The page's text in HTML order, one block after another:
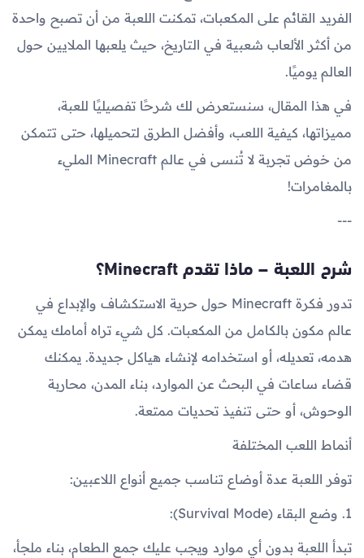
الفريد القائم على المكعبات، تمكنت اللعبة من أن تصبح واحدة
من أكثر الألعاب شعبية في التاريخ، حيث يلعبها الملايين حول
العالم يوميًا.
في هذا المقال، سنستعرض لك شرحًا تفصيليًا للعبة،
مميزاتها، كيفية اللعب، وأفضل الطرق لتحميلها، حتى تتمكن
من خوض تجربة لا تُنسى في عالم Minecraft المليء
بالمغامرات!
---
شرح اللعبة – ماذا تقدم Minecraft؟
تدور فكرة Minecraft حول حرية الاستكشاف والإبداع في
عالم مكون بالكامل من المكعبات. كل شيء تراه أمامك يمكن
هدمه، تعديله، أو استخدامه لإنشاء هياكل جديدة. يمكنك
قضاء ساعات في البحث عن الموارد، بناء المدن، محاربة
الوحوش، أو حتى تنفيذ تحديات ممتعة.
أنماط اللعب المختلفة
توفر اللعبة عدة أوضاع تناسب جميع أنواع اللاعبين:
1. وضع البقاء (Survival Mode):
تبدأ اللعبة بدون أي موارد ويجب عليك جمع الطعام، بناء ملجأ،